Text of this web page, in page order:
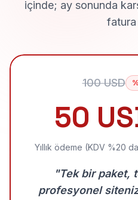
içinde; ay sonunda
100 USD
50
Yıllık ödeme (KDV %20
"Tek bir paket,
profesyonel